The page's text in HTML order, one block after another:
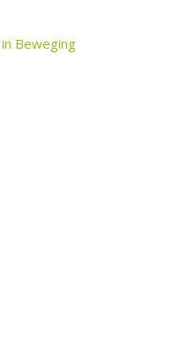
Beweging